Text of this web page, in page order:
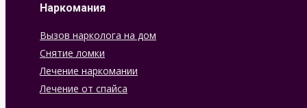
Наркомания
Вызов нарколога на дом
Снятие ломки
Лечение наркомании
Лечение от спайса